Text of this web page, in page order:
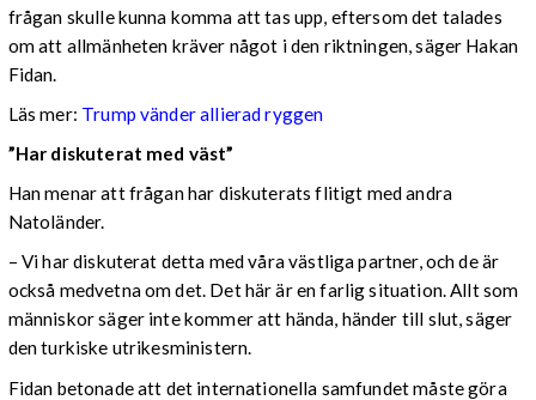
frågan skulle kunna komma att tas upp, eftersom det talades
om att allmänheten kräver något i den riktningen, säger Hakan
Fidan.
Läs mer: Trump vänder allierad ryggen
”Har diskuterat med väst”
Han menar att frågan har diskuterats flitigt med andra
Natoländer.
– Vi har diskuterat detta med våra västliga partner, och de är
också medvetna om det. Det här är en farlig situation. Allt som
människor säger inte kommer att hända, händer till slut, säger
den turkiske utrikesministern.
Fidan betonade att det internationella samfundet måste göra